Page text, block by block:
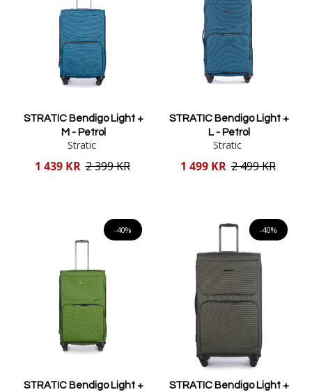
STRATIC Bendigo Light +
M - Petrol
Stratic
Reducerat
1 439 KR 2 399 KR
STRATIC Bendigo Light +
L - Petrol
Stratic
Reducerat
1 499 KR 2 499 KR
-40%
STRATIC Bendigo Light +
-40%
STRATIC Bendigo Light +